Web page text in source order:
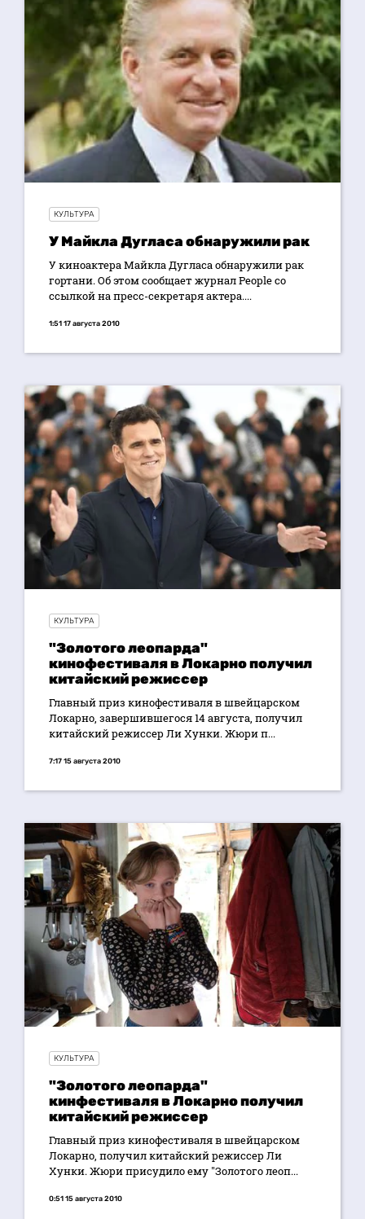
КУЛЬТУРА
У Майкла Дугласа обнаружили рак
У киноактера Майкла Дугласа обнаружили рак
гортани. Об этом сообщает журнал People со
ссылкой на пресс-секретаря актера....
1:51 17 августа 2010
КУЛЬТУРА
"Золотого леопарда"
кинофестиваля в Локарно получил
китайский режиссер
Главный приз кинофестиваля в швейцарском
Локарно, завершившегося 14 августа, получил
китайский режиссер Ли Хунки. Жюри п...
7:17 15 августа 2010
КУЛЬТУРА
"Золотого леопарда"
кинфестиваля в Локарно получил
китайский режиссер
Главный приз кинофестиваля в швейцарском
Локарно, получил китайский режиссер Ли
Хунки. Жюри присудило ему "Золотого леоп...
0:51 15 августа 2010